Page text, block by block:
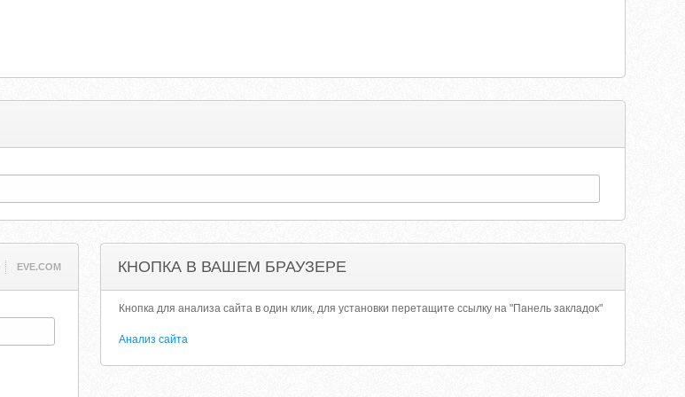
EVE.COM КНОПКА В ВАШЕМ БРАУЗЕРЕ
Кнопка для анализа сайта в один клик, для установки перетащите ссылку на "Панель закладок"
Анализ сайта